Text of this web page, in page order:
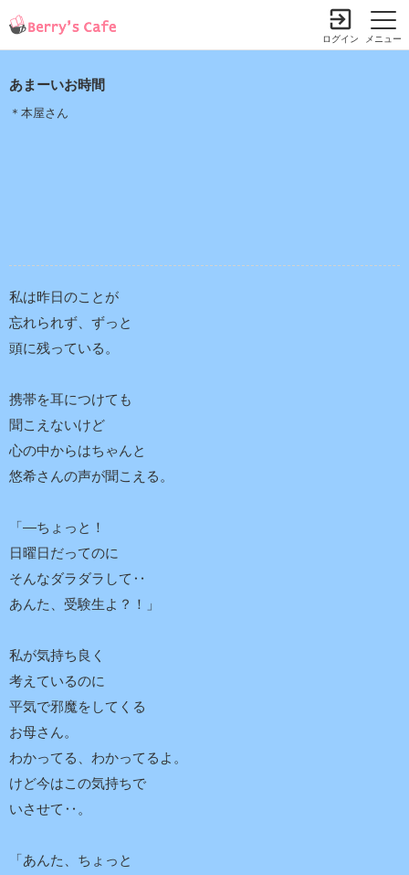
メニュー
ログイン
あまーいお時間
＊本屋さん
私は昨日のことが
忘れられず、ずっと
頭に残っている。
携帯を耳につけても
聞こえないけど
心の中からはちゃんと
悠希さんの声が聞こえる。
「―ちょっと！
日曜日だってのに
そんなダラダラして‥
あんた、受験生よ？！」
私が気持ち良く
考えているのに
平気で邪魔をしてくる
お母さん。
わかってる、わかってるよ。
けど今はこの気持ちで
いさせて‥。
「あんた、ちょっと